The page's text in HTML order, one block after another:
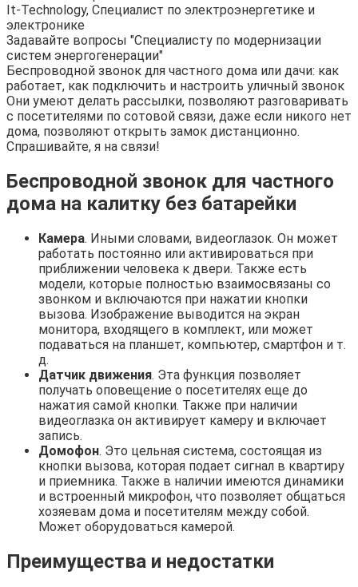
It-Technology, Cпециалист по электроэнергетике и
электронике
Задавайте вопросы "Специалисту по модернизации
систем энергогенерации"
Беспроводной звонок для частного дома или дачи: как
работает, как подключить и настроить уличный звонок
Они умеют делать рассылки, позволяют разговаривать
с посетителями по сотовой связи, даже если никого нет
дома, позволяют открыть замок дистанционно.
Спрашивайте, я на связи!
Беспроводной звонок для частного
дома на калитку без батарейки
Камера. Иными словами, видеоглазок. Он может
работать постоянно или активироваться при
приближении человека к двери. Также есть
модели, которые полностью взаимосвязаны со
звонком и включаются при нажатии кнопки
вызова. Изображение выводится на экран
монитора, входящего в комплект, или может
подаваться на планшет, компьютер, смартфон и т.
д.
Датчик движения. Эта функция позволяет
получать оповещение о посетителях еще до
нажатия самой кнопки. Также при наличии
видеоглазка он активирует камеру и включает
запись.
Домофон. Это цельная система, состоящая из
кнопки вызова, которая подает сигнал в квартиру
и приемника. Также в наличии имеются динамики
и встроенный микрофон, что позволяет общаться
хозяевам дома и посетителям между собой.
Может оборудоваться камерой.
Преимущества и недостатки